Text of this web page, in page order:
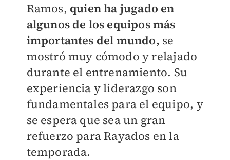
Ramos, quien ha jugado en
algunos de los equipos más
importantes del mundo, se
mostró muy cómodo y relajado
durante el entrenamiento. Su
experiencia y liderazgo son
fundamentales para el equipo, y
se espera que sea un gran
refuerzo para Rayados en la
temporada.